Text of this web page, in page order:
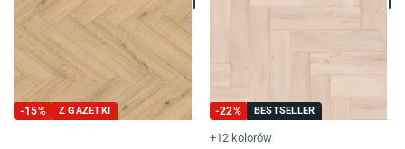
-15% Z GAZETKI -22% BESTSELLER
+12 kolorów